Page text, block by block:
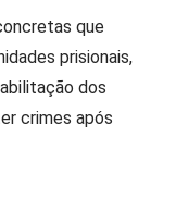
que
prisionais,
dos
crimes após